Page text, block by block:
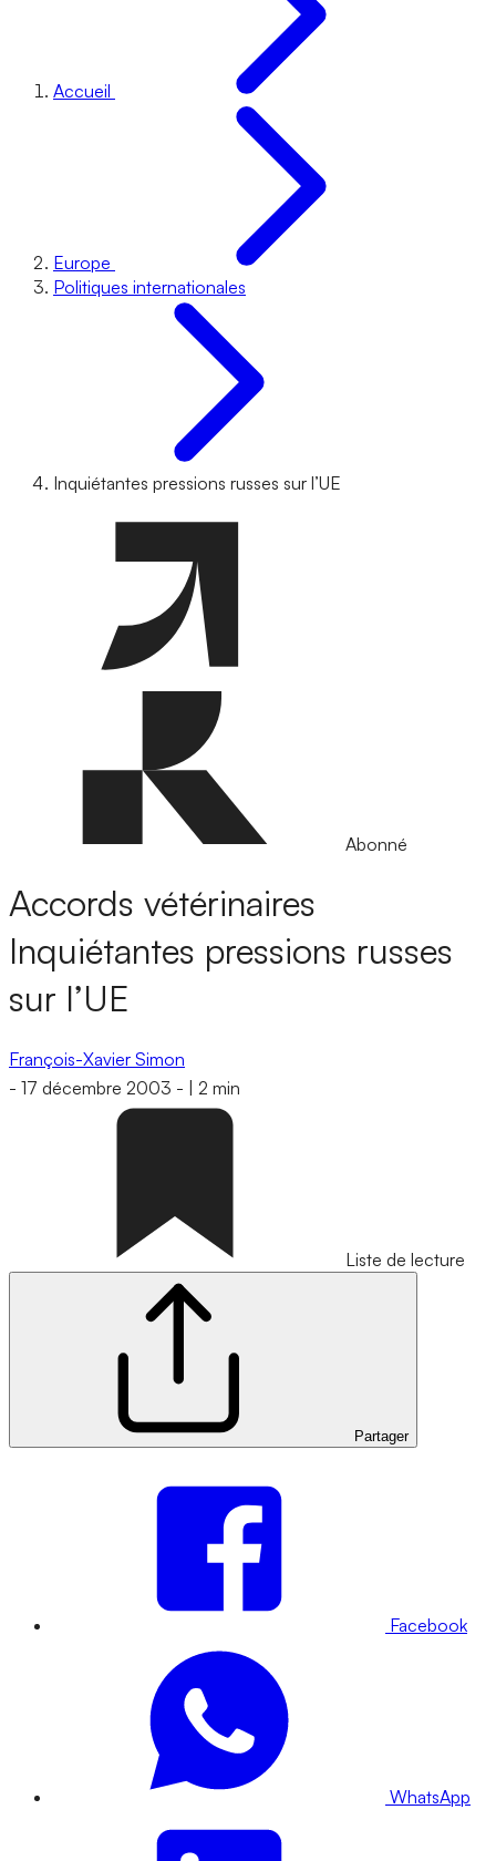
Accueil
Europe
Politiques internationales
Inquiétantes pressions russes sur l’UE
Abonné
Accords vétérinaires
Inquiétantes pressions russes
sur l’UE
François-Xavier Simon
- 17 décembre 2003 - 2 min
Liste de lecture
Partager
Facebook
WhatsApp